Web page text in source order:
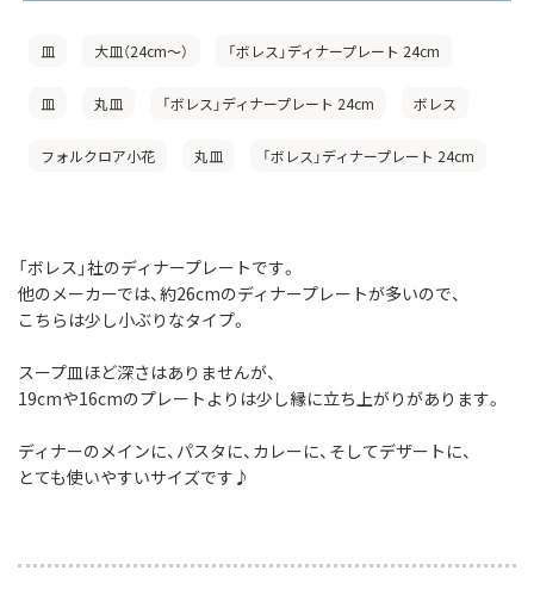
皿 大皿（24cm〜） 「ボレス」ディナープレート 24cm
皿 丸皿 「ボレス」ディナープレート 24cm ボレス
フォルクロア小花 丸皿 「ボレス」ディナープレート 24cm
「ボレス」社のディナープレートです。
他のメーカーでは、約26cmのディナープレートが多いので、
こちらは少し小ぶりなタイプ。
スープ皿ほど深さはありませんが、
19cmや16cmのプレートよりは少し縁に立ち上がりがあります。
ディナーのメインに、パスタに、カレーに、そしてデザートに、
とても使いやすいサイズです♪